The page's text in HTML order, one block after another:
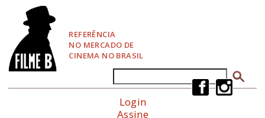
REFERÊNCIA
NO MERCADO DE
CINEMA NO BRASIL
Formulário de busca
Login
Assine